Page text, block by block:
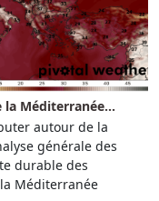
Méditerranée...
autour de la
générale des
durable des
Méditerranée